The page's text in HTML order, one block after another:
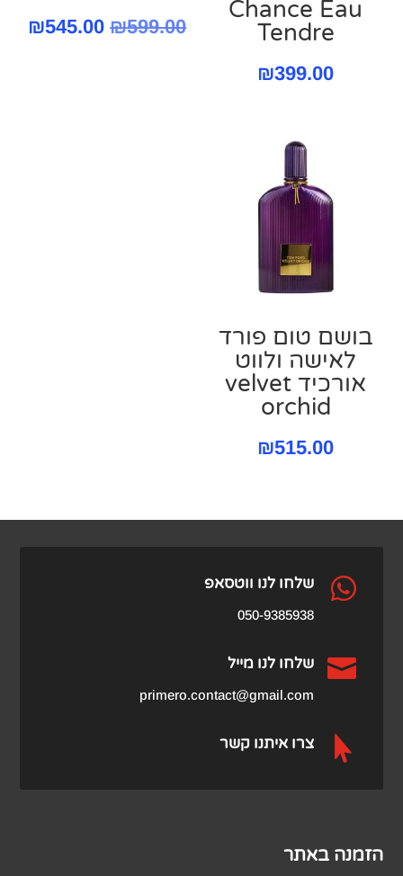
Chance Eau
Tendre
₪399.00
₪599.00
המחיר₪545.00
בושם טום פורד
לאישה ולווט
אורכיד velvet
orchid
₪515.00
 שלחו לנו ווטסאפ
050-9385938
 שלחו לנו מייל
primero.contact@gmail.com
 צרו איתנו קשר
הזמנה באתר